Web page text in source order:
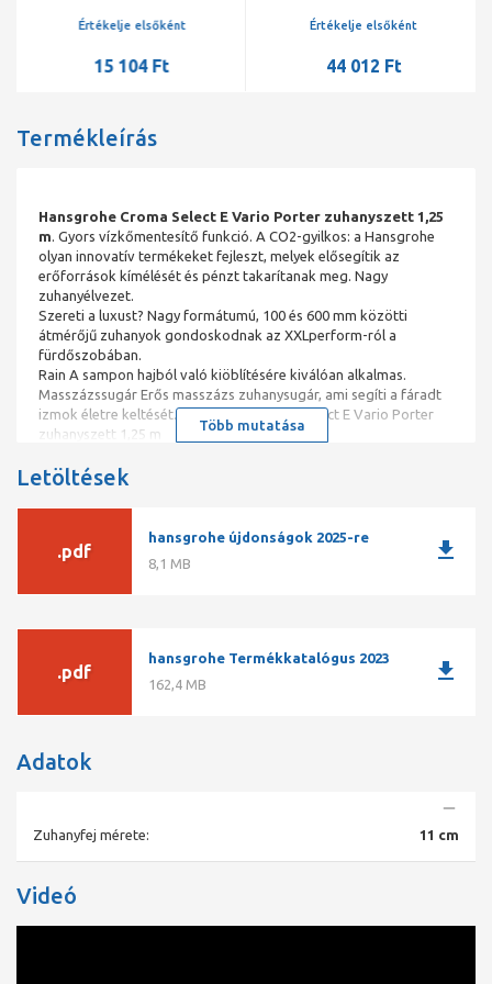
Értékelje elsőként
15 104 Ft
Értékelje elsőként
44 012 Ft
Termékleírás
Hansgrohe Croma Select E Vario Porter zuhanyszett 1,25
m. Gyors vízkőmentesítő funkció. A CO2-gyilkos: a Hansgrohe
olyan innovatív termékeket fejleszt, melyek elősegítik az
erőforrások kímélését és pénzt takarítanak meg. Nagy
zuhanyélvezet.
Szereti a luxust? Nagy formátumú, 100 és 600 mm közötti
átmérőjű zuhanyok gondoskodnak az XXLperform-ról a
fürdőszobában.
Rain A sampon hajból való kiöblítésére kiválóan alkalmas.
Masszázssugár Erős masszázs zuhanysugár, ami segíti a fáradt
izmok életre keltését. Hansgrohe Croma Select E Vario Porter
zuhanyszett 1,25 m
Több mutatása
Letöltések
.pdf
hansgrohe újdonságok 2025-re
8,1 MB
download
.pdf
hansgrohe Termékkatalógus 2023
162,4 MB
download
Adatok
Zuhanyfej mérete: 11 cm
Videó